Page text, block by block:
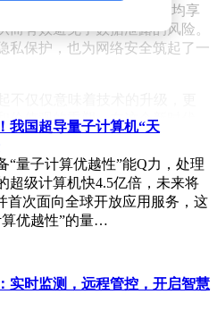
管理多个账户，每个账户均享
有效避免了数据泄露的风险。
私保护，也为网络安全筑起了一
价值观的重塑。在这个新时代，
和安全，而技术的发展也将积
更加智能、个性化的安全防护方
这一进程中，像ClonBrowser
共同推动互联网向更加美好的未
我国超导量子计算机“天
“量子计算优越性”能Q力，处理
超级计算机快4.5亿倍，未来将
首次面向全球开放应用服务，这
算优越性”的量…
实时监测，远程管控，开启智慧